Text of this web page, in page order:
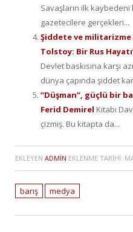
Savaşların ilk
gazetecilere gerçekleri...
Şiddete ve militarizme
Tolstoy: Bir Rus
Devlet baskısına karşı
dünya çapında şiddet
“Düşman”, güçlü bir
Ferid Demirel Kitabı
çizmiş. Bu kitapta da...
EKLEYEN ADMIN EKLENME TARIHI:
barış medya